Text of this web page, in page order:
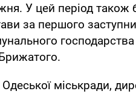
У цей період
за першого
господарства
міськради,